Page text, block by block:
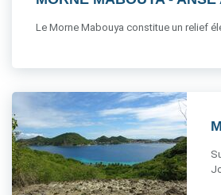
Le Morne Mabouya constitue un relief